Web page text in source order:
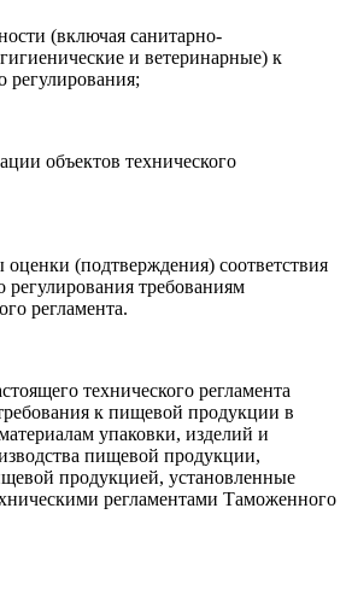
(включая санитарно-
и ветеринарные) к
регулирования;
объектов технического
(подтверждения) соответствия
регулирования требованиям
регламента.
технического регламента
к пищевой продукции в
упаковки, изделий и
пищевой продукции,
продукцией, установленные
регламентами Таможенного